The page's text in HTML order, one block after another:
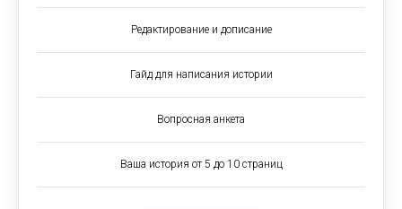
Редактирование и дописание
Гайд для написания истории
Вопросная анкета
Ваша история от 5 до 10 страниц